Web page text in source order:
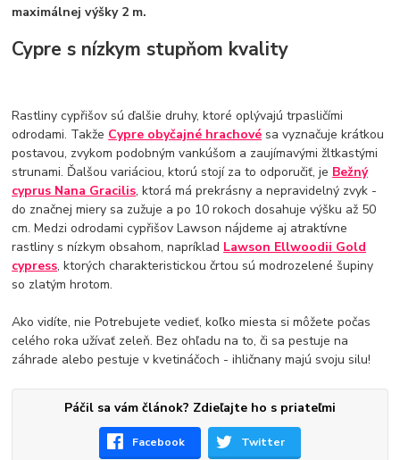
maximálnej výšky 2 m.
Cypre s nízkym stupňom kvality
Rastliny cypřišov sú ďalšie druhy, ktoré oplývajú trpasličími
odrodami. Takže Cypre obyčajné hrachové sa vyznačuje krátkou
postavou, zvykom podobným vankúšom a zaujímavými žltkastými
strunami. Ďalšou variáciou, ktorú stojí za to odporučiť, je Bežný
cyprus Nana Gracilis, ktorá má prekrásny a nepravidelný zvyk -
do značnej miery sa zužuje a po 10 rokoch dosahuje výšku až 50
cm. Medzi odrodami cypřišov Lawson nájdeme aj atraktívne
rastliny s nízkym obsahom, napríklad Lawson Ellwoodii Gold
cypress, ktorých charakteristickou črtou sú modrozelené šupiny
so zlatým hrotom.
Ako vidíte, nie Potrebujete vedieť, koľko miesta si môžete počas
celého roka užívať zeleň. Bez ohľadu na to, či sa pestuje na
záhrade alebo pestuje v kvetináčoch - ihličnany majú svoju silu!
Páčil sa vám článok? Zdieľajte ho s priateľmi
Facebook Twitter